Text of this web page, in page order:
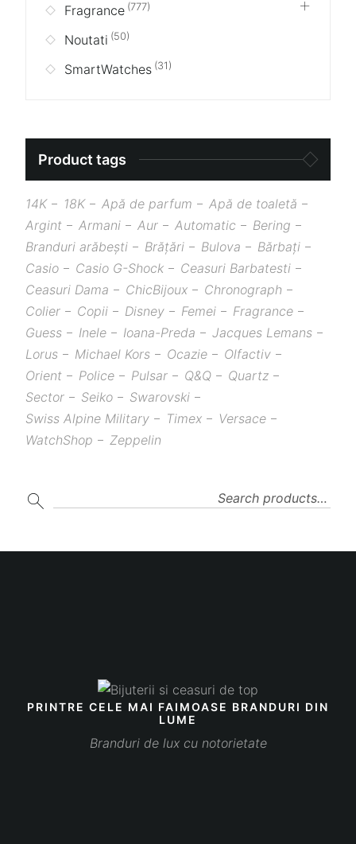
Fragrance (777)
Noutati (50)
SmartWatches (31)
Product tags
14K 18K Apă de parfum
Apă de toaletă
Argint
Armani Aur Automatic
Bering
Branduri arăbești
Brățări Bulova
Bărbați
Casio
Casio G-Shock
Ceasuri Barbatesti
Ceasuri Dama
ChicBijoux
Chronograph
Colier
Copii Disney Femei
Fragrance
Guess
Inele Ioana-Preda
Jacques Lemans
Lorus
Michael Kors Ocazie
Olfactiv
Orient
Police Pulsar Q&Q
Quartz
Sector
Seiko
Swarovski
Swiss Alpine Military
Timex
Versace
WatchShop
Zeppelin
SEARCH
PRINTRE CELE MAI FAIMOASE BRANDURI DIN
LUME
Branduri de lux cu notorietate